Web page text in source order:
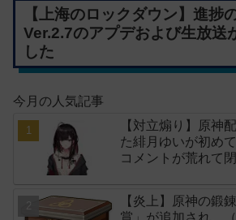
【上海のロックダウン】進捗
Ver.2.7のアプデおよび生放送
した
今月の人気記事
【対立煽り】原神
た緋月ゆいが初め
コメントが荒れて閉
【炎上】原神の鍛
賞」が追加され、